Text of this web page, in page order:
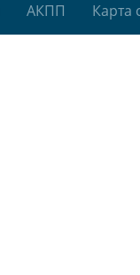
АКПП Карта